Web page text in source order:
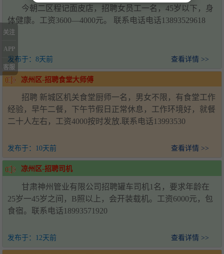
今朝二区程记面皮店，招聘女员工一名，45岁以下，身
体健康。工资3600—4000元。 联系电话电话13893529618
发布于： 8天前 查看详情 >>
凉州区-招聘食堂大师傅
招聘 新城区机关食堂厨师一名，男女不限，有食堂工作
经验，早午二餐，下午节假日正常休息，工作环境好，就餐
二十人左右，工资4000按时发放.联系电话13993530
发布于： 10天前 查看详情 >>
凉州区-招聘司机
甘肃神州管业有限公司招聘罐车司机1名，要求年龄在
25岁一45岁之间，B照以上，会开装载机。工资6000元，包
食宿。联系电话18993571920
发布于： 12天前 查看详情 >>
关注
APP
客服